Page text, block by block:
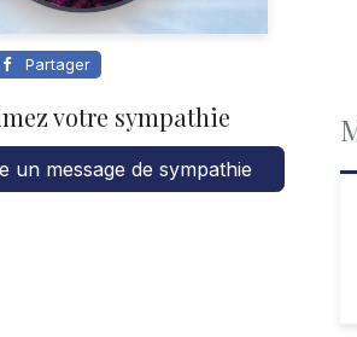
Partager
votre sympathie
un message de sympathie